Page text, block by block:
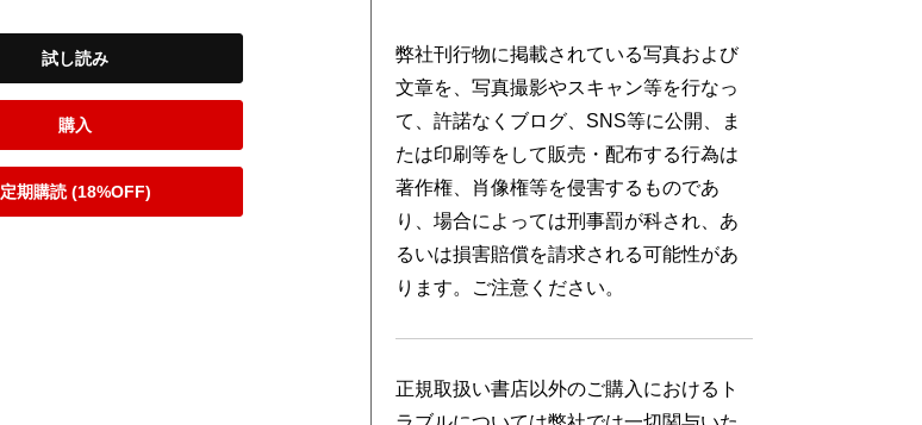
試し読み
購入
定期購読 (18%OFF)
弊社刊行物に掲載されている写真および
文章を、写真撮影やスキャン等を行なっ
て、許諾なくブログ、SNS等に公開、ま
たは印刷等をして販売・配布する行為は
著作権、肖像権等を侵害するものであ
り、場合によっては刑事罰が科され、あ
るいは損害賠償を請求される可能性があ
ります。ご注意ください。
正規取扱い書店以外のご購入におけるト